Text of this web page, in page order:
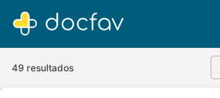
49 resultados